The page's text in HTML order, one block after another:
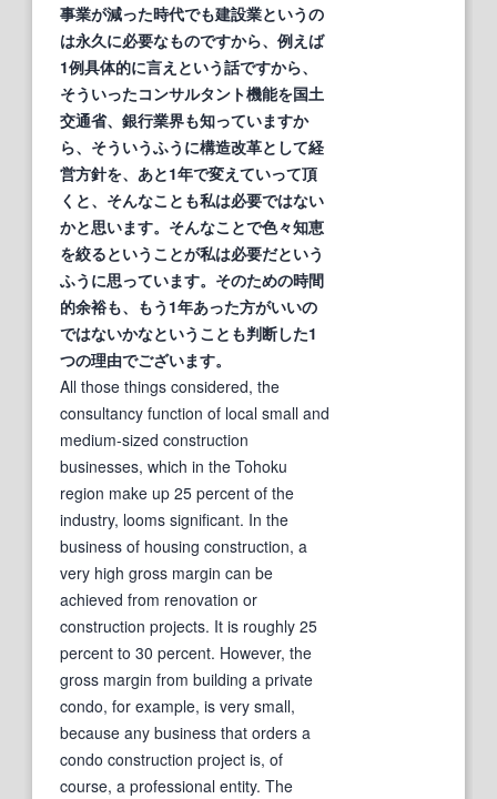
事業が減った時代でも建設業というの
は永久に必要なものですから、例えば
1例具体的に言えという話ですから、
そういったコンサルタント機能を国土
交通省、銀行業界も知っていますか
ら、そういうふうに構造改革として経
営方針を、あと1年で変えていって頂
くと、そんなことも私は必要ではない
かと思います。そんなことで色々知恵
を絞るということが私は必要だという
ふうに思っています。そのための時間
的余裕も、もう1年あった方がいいの
ではないかなということも判断した1
つの理由でございます。
All those things considered, the
consultancy function of local small and
medium-sized construction
businesses, which in the Tohoku
region make up 25 percent of the
industry, looms significant. In the
business of housing construction, a
very high gross margin can be
achieved from renovation or
construction projects. It is roughly 25
percent to 30 percent. However, the
gross margin from building a private
condo, for example, is very small,
because any business that orders a
condo construction project is, of
course, a professional entity. The